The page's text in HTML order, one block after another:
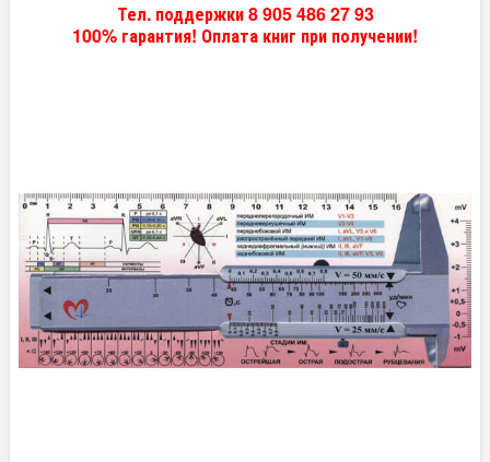
Тел. поддержки 8 905 486 27 93
100% гарантия! Оплата книг при получении!